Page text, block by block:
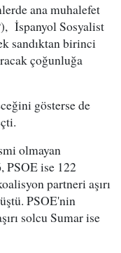
ana muhalefet
İspanyol Sosyalist
sandıktan birinci
çoğunluğa
gösterse de
olmayan
PSOE ise 122
partneri aşırı
PSOE'nin
solcu Sumar ise